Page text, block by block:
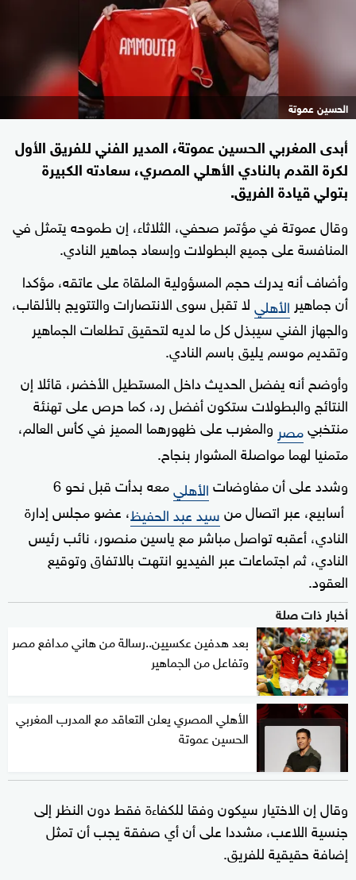
الحسين عموتة
أبدى المغربي الحسين عموتة، المدير الفني للفريق الأول
لكرة القدم بالنادي الأهلي المصري، سعادته الكبيرة
بتولي قيادة الفريق.
وقال عموتة في مؤتمر صحفي، الثلاثاء، إن طموحه يتمثل في
المنافسة على جميع البطولات وإسعاد جماهير النادي.
وأضاف أنه يدرك حجم المسؤولية الملقاة على عاتقه، مؤكدا
أن جماهير الأهليلا تقبل سوى الانتصارات والتتويج بالألقاب،
والجهاز الفني سيبذل كل ما لديه لتحقيق تطلعات الجماهير
وتقديم موسم يليق باسم النادي.
وأوضح أنه يفضل الحديث داخل المستطيل الأخضر، قائلا إن
النتائج والبطولات ستكون أفضل رد، كما حرص على تهنئة
منتخبيمصر والمغرب على ظهورهما المميز في كأس العالم،
متمنيا لهما مواصلة المشوار بنجاح.
وشدد على أن مفاوضاتالأهلي
معه بدأت قبل نحو 6
أسابيع، عبر اتصال منسيد عبد الحفيظ، عضو مجلس إدارة
النادي، أعقبه تواصل مباشر مع ياسين منصور، نائب رئيس
النادي، ثم اجتماعات عبر الفيديو انتهت بالاتفاق وتوقيع
العقود.
أخبار ذات صلة
بعد هدفين عكسيين..رسالة من هاني مدافع مصر
وتفاعل من الجماهير
الأهلي المصري يعلن التعاقد مع المدرب المغربي
الحسين عموتة
وقال إن الاختيار سيكون وفقا للكفاءة فقط دون النظر إلى
جنسية اللاعب، مشددا على أن أي صفقة يجب أن تمثل
إضافة حقيقية للفريق.